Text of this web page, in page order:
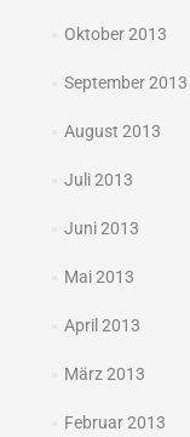
Oktober 2013
September 2013
August 2013
Juli 2013
Juni 2013
Mai 2013
April 2013
März 2013
Februar 2013